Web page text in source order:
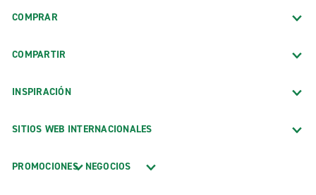
COMPRAR
COMPARTIR
INSPIRACIÓN
SITIOS WEB INTERNACIONALES
PROMOCIONES NEGOCIOS